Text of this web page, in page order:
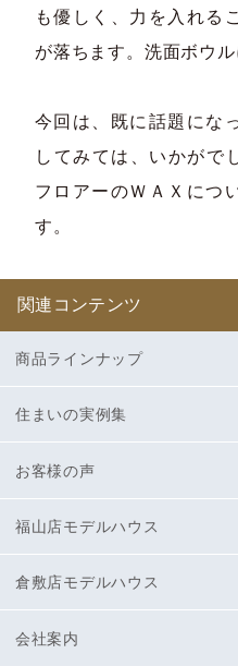
も優しく、力を入れる
が落ちます。洗面ボウ
今回は、既に話題にな
してみては、いかがで
フロアーのＷＡＸにつ
す。
関連コンテンツ
商品ラインナップ
住まいの実例集
お客様の声
福山店モデルハウス
倉敷店モデルハウス
会社案内